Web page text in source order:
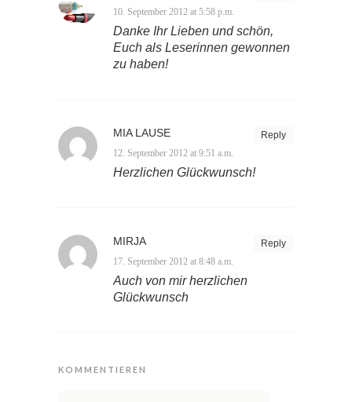
10. September 2012 at 5:58 p.m.
Danke Ihr Lieben und schön,
Euch als Leserinnen gewonnen
zu haben!
Reply
MIA LAUSE
12. September 2012 at 9:51 a.m.
Herzlichen Glückwunsch!
Reply
MIRJA
17. September 2012 at 8:48 a.m.
Auch von mir herzlichen
Glückwunsch
KOMMENTIEREN